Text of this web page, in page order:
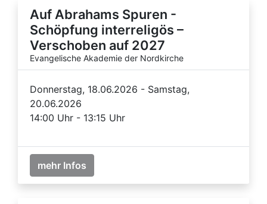
Auf Abrahams Spuren -
Schöpfung interreligös –
Verschoben auf 2027
Evangelische Akademie der Nordkirche
Donnerstag, 18.06.2026 - Samstag,
20.06.2026
14:00 Uhr - 13:15 Uhr
mehr Infos